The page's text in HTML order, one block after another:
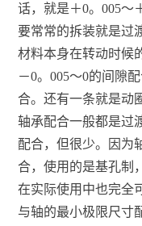
话，就是＋0。005～
要常常的拆装就是过
材料本身在转动时候
－0。005～0的间隙
合。还有一条就是动
轴承配合一般都是过
配合，但很少。因为
合，使用的是基孔制
在实际使用中也完全
与轴的最小极限尺寸